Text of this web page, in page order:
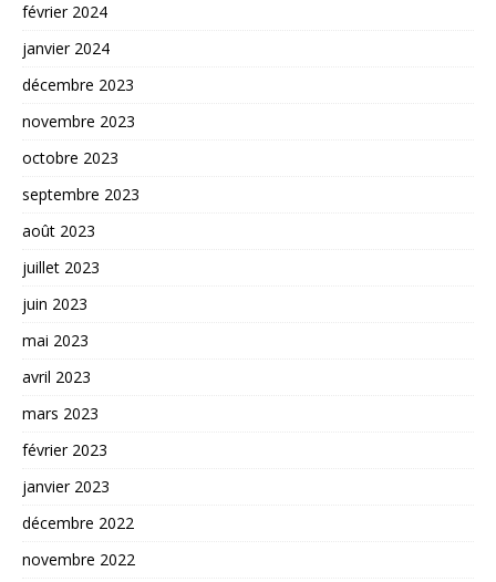
février 2024
janvier 2024
décembre 2023
novembre 2023
octobre 2023
septembre 2023
août 2023
juillet 2023
juin 2023
mai 2023
avril 2023
mars 2023
février 2023
janvier 2023
décembre 2022
novembre 2022